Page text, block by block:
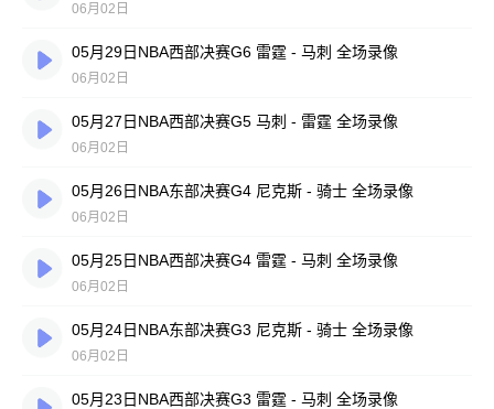
06月02日
05月29日NBA西部决赛G6 雷霆 - 马刺 全场录像
06月02日
05月27日NBA西部决赛G5 马刺 - 雷霆 全场录像
06月02日
05月26日NBA东部决赛G4 尼克斯 - 骑士 全场录像
06月02日
05月25日NBA西部决赛G4 雷霆 - 马刺 全场录像
06月02日
05月24日NBA东部决赛G3 尼克斯 - 骑士 全场录像
06月02日
05月23日NBA西部决赛G3 雷霆 - 马刺 全场录像